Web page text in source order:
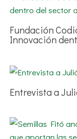
Fundación
Innovación
Entrevista a